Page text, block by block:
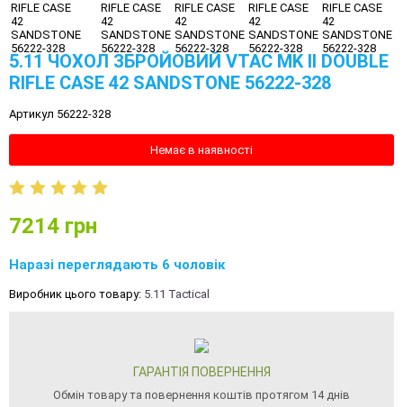
5.11 ЧОХОЛ ЗБРОЙОВИЙ VTAC MK II DOUBLE
RIFLE CASE 42 SANDSTONE 56222-328
Артикул 56222-328
Немає в наявності
7214 грн
Наразі переглядають 6 чоловік
Виробник цього товару: 5.11 Tactical
ГАРАНТІЯ ПОВЕРНЕННЯ
Обмін товару та повернення коштів протягом 14 днів